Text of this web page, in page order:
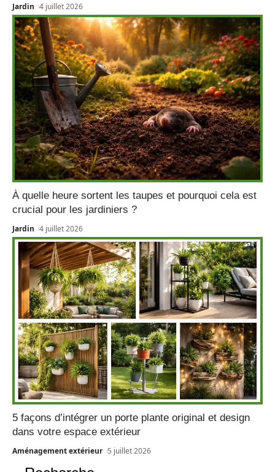
Jardin 4 juillet 2026
À quelle heure sortent les taupes et pourquoi cela est
crucial pour les jardiniers ?
Jardin 4 juillet 2026
5 façons d’intégrer un porte plante original et design
dans votre espace extérieur
Aménagement extérieur 5 juillet 2026